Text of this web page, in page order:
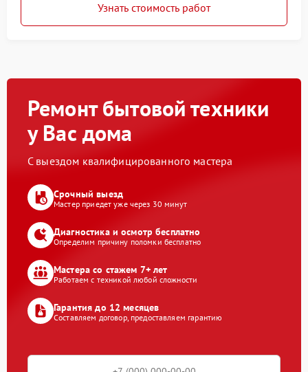
Узнать стоимость работ
Ремонт бытовой техники
у Вас дома
С выездом квалифицированного мастера
Срочный выезд
Мастер приедет уже через 30 минут
Диагностика и осмотр бесплатно
Определим причину поломки бесплатно
Мастера со стажем 7+ лет
Работаем с техникой любой сложности
Гарантия до 12 месяцев
Составляем договор, предоставляем гарантию